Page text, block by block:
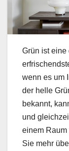
Grün ist eine
wenn es um
der helle
bekannt,
und
einem Raum
Sie mehr